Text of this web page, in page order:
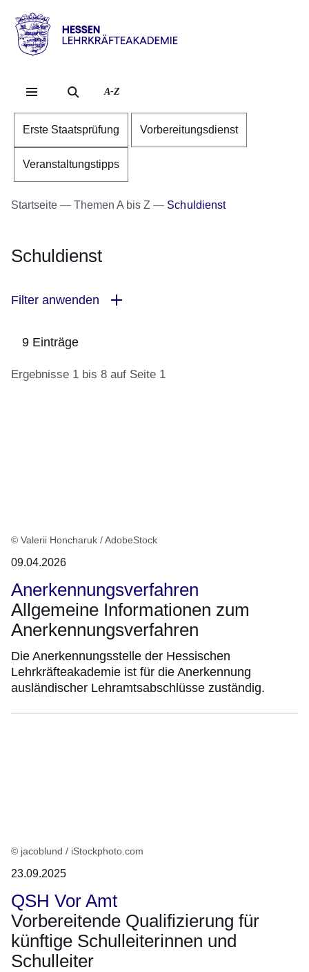
Direkt zum Kopf der
Direkt zum Inhalt
Direkt zum Fuß der
Hessen
Lehrkräfteakademie
A-Z
Erste Staatsprüfung Vorbereitungsdienst
Veranstaltungstipps
Startseite Themen A bis Z Schuldienst
Schuldienst
Filter anwenden
9 Einträge
Ergebnisse 1 bis 8 auf Seite 1
1
© Valerii Honcharuk / AdobeStock
09.04.2026
Anerkennungsverfahren
Allgemeine Informationen zum
Anerkennungsverfahren
Die Anerkennungsstelle der Hessischen
Lehrkräfteakademie ist für die Anerkennung
ausländischer Lehramtsabschlüsse zuständig.
© jacoblund / iStockphoto.com
23.09.2025
QSH Vor Amt
Vorbereitende Qualifizierung für
künftige Schulleiterinnen und
Schulleiter